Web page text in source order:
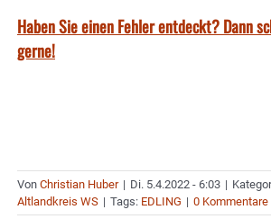
Haben Sie einen Fehler entdeckt? Dann
gerne!
Von Christian Huber | Di. 5.4.2022 - 6:03 |
Altlandkreis WS | Tags: EDLING | 0 Kommentare